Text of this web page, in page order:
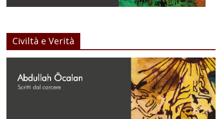
Civiltà e Verità